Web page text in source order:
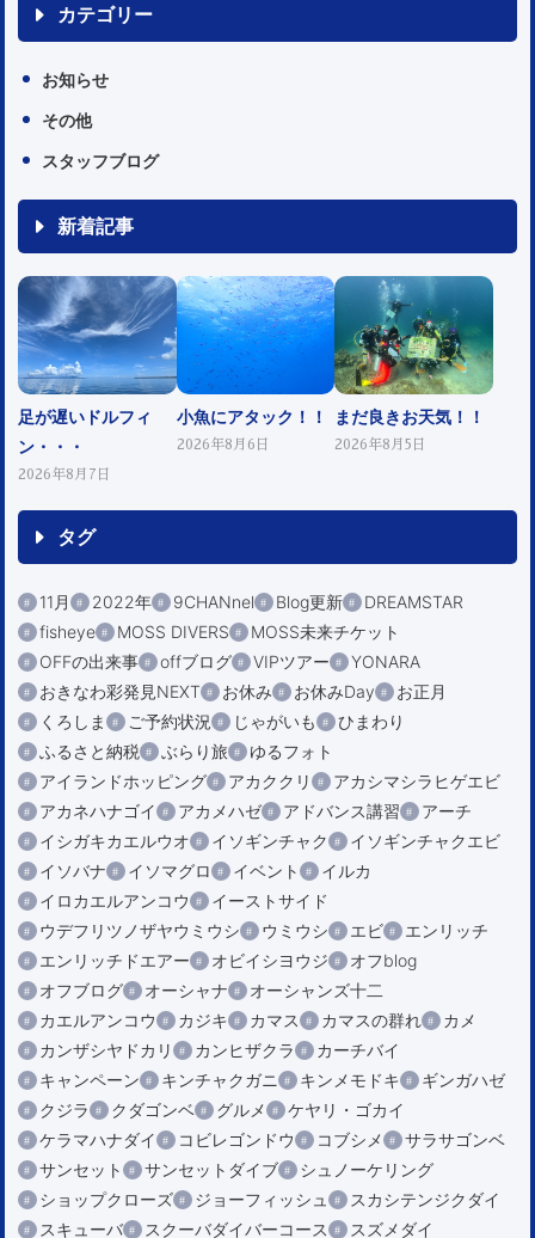
カテゴリー
お知らせ
その他
スタッフブログ
新着記事
足が遅いドルフィ
ン・・・
2026年8月7日
小魚にアタック！！
2026年8月6日
まだ良きお天気！！
2026年8月5日
タグ
11月 2022年 9CHANnel Blog更新
DREAMSTAR
fisheye
MOSS DIVERS
MOSS未来チケット
OFFの出来事
offブログ VIPツアー
YONARA
おきなわ彩発見NEXT
お休み お休みDay
お正月
くろしま
ご予約状況 じゃがいも
ひまわり
ふるさと納税
ぶらり旅
ゆるフォト
アイランドホッピング
アカククリ
アカシマシラヒゲエビ
アカネハナゴイ
アカメハゼ アドバンス講習
アーチ
イシガキカエルウオ
イソギンチャク
イソギンチャクエビ
イソバナ
イソマグロ イベント
イルカ
イロカエルアンコウ
イーストサイド
ウデフリツノザヤウミウシ
ウミウシ エビ
エンリッチ
エンリッチドエアー
オビイシヨウジ
オフblog
オフブログ
オーシャナ
オーシャンズ十二
カエルアンコウ
カジキ カマス カマスの群れ
カメ
カンザシヤドカリ
カンヒザクラ
カーチバイ
キャンペーン
キンチャクガニ キンメモドキ
ギンガハゼ
クジラ
クダゴンベ グルメ
ケヤリ・ゴカイ
ケラマハナダイ
コビレゴンドウ コブシメ
サラサゴンベ
サンセット
サンセットダイブ
シュノーケリング
ショップクローズ
ジョーフィッシュ
スカシテンジクダイ
スキューバ
スクーバダイバーコース
スズメダイ